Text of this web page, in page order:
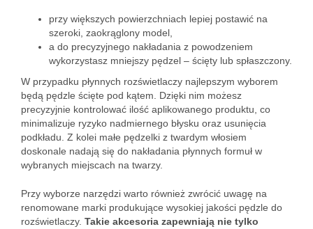
przy większych powierzchniach lepiej postawić na
szeroki, zaokrąglony model,
a do precyzyjnego nakładania z powodzeniem
wykorzystasz mniejszy pędzel – ścięty lub spłaszczony.
W przypadku płynnych rozświetlaczy najlepszym wyborem
będą pędzle ścięte pod kątem. Dzięki nim możesz
precyzyjnie kontrolować ilość aplikowanego produktu, co
minimalizuje ryzyko nadmiernego błysku oraz usunięcia
podkładu. Z kolei małe pędzelki z twardym włosiem
doskonale nadają się do nakładania płynnych formuł w
wybranych miejscach na twarzy.
Przy wyborze narzędzi warto również zwrócić uwagę na
renomowane marki produkujące wysokiej jakości pędzle do
rozświetlaczy. Takie akcesoria zapewniają nie tylko